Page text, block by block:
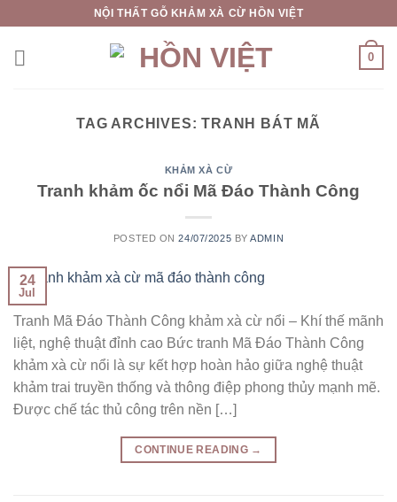
content
NỘI THẤT GỖ KHẢM XÀ CỪ HỒN VIỆT
0
TAG ARCHIVES:TRANH BÁT MÃ
KHẢM XÀ CỪ
Tranh khảm ốc nổi Mã Đáo Thành Công
POSTED ON24/07/2025 BYADMIN
24
Jul
Tranh Mã Đáo Thành Công khảm xà cừ nổi – Khí thế mãnh
liệt, nghệ thuật đỉnh cao Bức tranh Mã Đáo Thành Công
khảm xà cừ nổi là sự kết hợp hoàn hảo giữa nghệ thuật
khảm trai truyền thống và thông điệp phong thủy mạnh mẽ.
Được chế tác thủ công trên nền […]
CONTINUE READING →